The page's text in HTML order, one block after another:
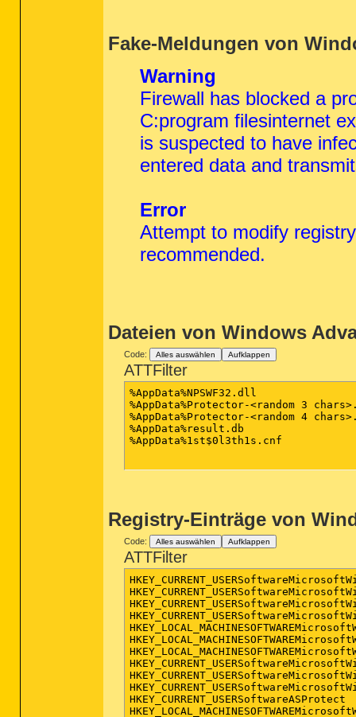
Fake-Meldungen von
Warning
Firewall has blocked a
C:program filesinternet
is suspected to have
entered data and
Error
Attempt to modify
recommended.
Dateien von Windows
Code: Alles auswählen Aufklappen
ATTFilter
%AppData%NPSWF32.dll
%AppData%Protector-<random 3
%AppData%Protector-<random 4
%AppData%result.db
%AppData%1st$0l3th1s.cnf
Registry-Einträge von
Code: Alles auswählen Aufklappen
ATTFilter
HKEY_CURRENT_USERSoftwareASProtect